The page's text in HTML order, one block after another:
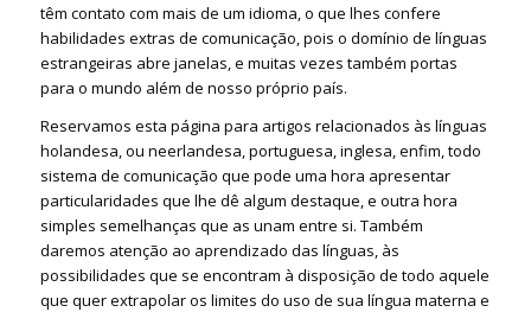
têm contato com mais de um idioma, o que lhes confere
habilidades extras de comunicação, pois o domínio de línguas
estrangeiras abre janelas, e muitas vezes também portas
para o mundo além de nosso próprio país.
Reservamos esta página para artigos relacionados às línguas
holandesa, ou neerlandesa, portuguesa, inglesa, enfim, todo
sistema de comunicação que pode uma hora apresentar
particularidades que lhe dê algum destaque, e outra hora
simples semelhanças que as unam entre si. Também
daremos atenção ao aprendizado das línguas, às
possibilidades que se encontram à disposição de todo aquele
que quer extrapolar os limites do uso de sua língua materna e